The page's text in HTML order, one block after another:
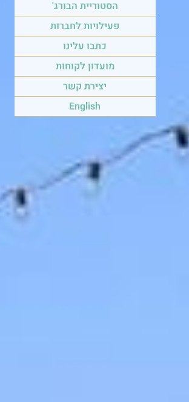
הסטוריית הבורג'
פעילויות לחברות
כתבו עלינו
מועדון לקוחות
יצירת קשר
English